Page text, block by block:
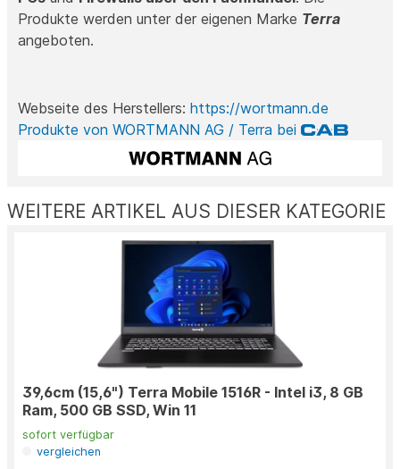
Produkte werden unter der eigenen Marke Terra
angeboten.
Webseite des Herstellers: https://wortmann.de
Produkte von WORTMANN AG / Terra bei
WEITERE ARTIKEL AUS DIESER KATEGORIE
39,6cm (15,6") Terra Mobile 1516R - Intel i3, 8 GB
Ram, 500 GB SSD, Win 11
sofort verfügbar
vergleichen